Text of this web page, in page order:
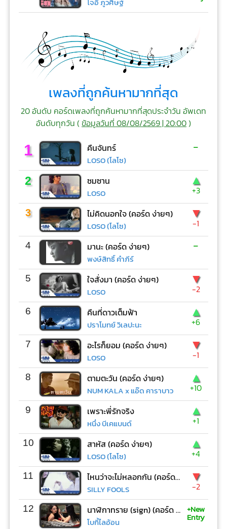
เพลงที่ถูกค้นหามากที่สุด
20 อันดับ คอร์ดเพลงที่ถูกค้นหามากที่สุดประจำวัน อัพเดท
อันดับทุกวัน (ข้อมูลวันที่ 08/08/2569 | 20:00)
1 คืนจันทร์
LOSO (โลโซ)
-
2 ซมซาน
LOSO
▲
+3
3 ไม่คิดนอกใจ (คอร์ด ง่ายๆ)
LOSO (โลโซ)
▼
-1
4 มานะ (คอร์ด ง่ายๆ)
พงษ์สิทธิ์ คำภีร์
-
5 ใจสั่งมา (คอร์ด ง่ายๆ)
LOSO
▼
-2
6 คืนที่ดาวเต็มฟ้า
ปราโมทย์ วิเลปะนะ
▲
+6
7 อะไรก็ยอม (คอร์ด ง่ายๆ)
LOSO
▼
-1
8 ตามตะวัน (คอร์ด ง่ายๆ)
NUM KALA x แอ๊ด คาราบาว
▲
+10
9 เพราะพี่รักจริง
หนึ่ง บีเคแบนด์
▲
+1
10 สาหัส (คอร์ด ง่ายๆ)
LOSO (โลโซ)
▲
+4
11 ไหนว่าจะไม่หลอกกัน (คอร์ด ง่ายๆ)
SILLY FOOLS
▼
-2
12 นาฬิกาทราย (sign) (คอร์ด ง่ายๆ)
โบกี้ไลอ้อน
+New
Entry